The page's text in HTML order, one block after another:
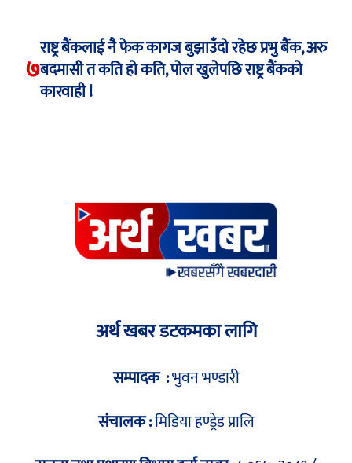
७
राष्ट्र बैंकलाई नै फेक कागज बुझाउँदो रहेछ प्रभु बैंक, अरु
बदमासी त कति हो कति, पोल खुलेपछि राष्ट्र बैंकको
कारवाही !
अर्थ खबर डटकमका लागि
सम्पादक :भुवन भण्डारी
संचालक :मिडिया हण्ड्रेड प्रालि